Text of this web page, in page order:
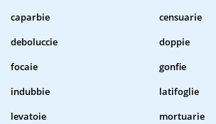
caparbie
censuarie
deboluccie
doppie
focaie
gonfie
indubbie
latifoglie
levatoie
mortuarie